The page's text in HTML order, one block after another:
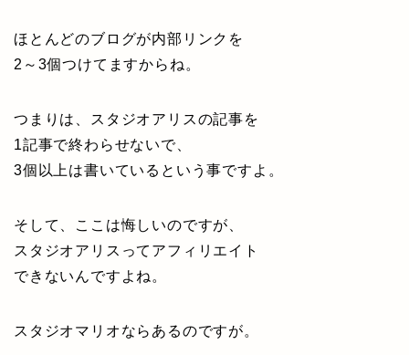
ほとんどのブログが内部リンクを
2～3個つけてますからね。
つまりは、スタジオアリスの記事を
1記事で終わらせないで、
3個以上は書いているという事ですよ。
そして、ここは悔しいのですが、
スタジオアリスってアフィリエイト
できないんですよね。
スタジオマリオならあるのですが。